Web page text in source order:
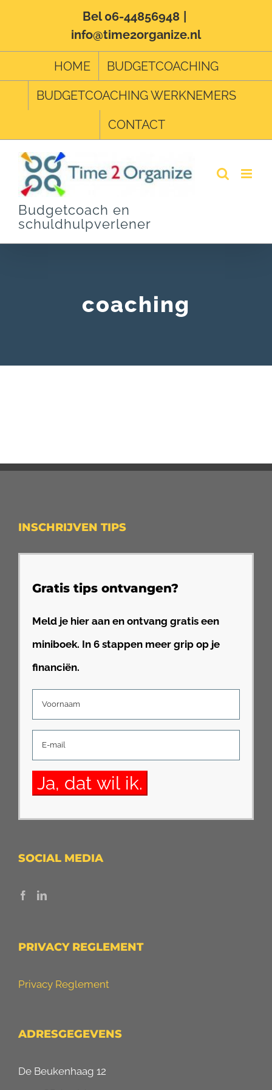
Bel 06-44856948
info@time2organize.nl
HOME
BUDGETCOACHING
BUDGETCOACHING WERKNEMERS
CONTACT
Budgetcoach en
schuldhulpverlener
coaching
INSCHRIJVEN TIPS
Gratis tips ontvangen?
Meld je hier aan en ontvang gratis een
miniboek. In 6 stappen meer grip op je
financiën.
SOCIAL MEDIA
PRIVACY REGLEMENT
Privacy Reglement
ADRESGEGEVENS
De Beukenhaag 12